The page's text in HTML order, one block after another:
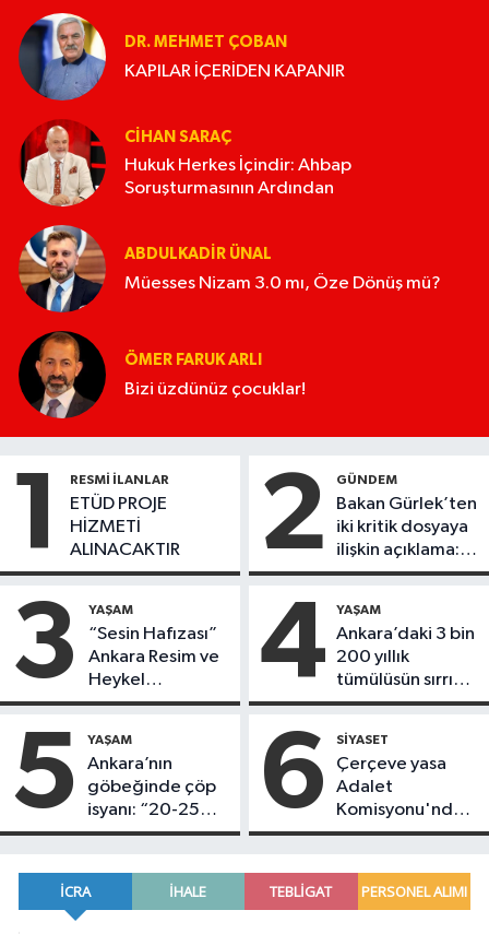
DR. MEHMET ÇOBAN
KAPILAR İÇERİDEN KAPANIR
CIHAN SARAÇ
Hukuk Herkes İçindir: Ahbap
Soruşturmasının Ardından
ABDULKADIR ÜNAL
Müesses Nizam 3.0 mı, Öze Dönüş mü?
ÖMER FARUK ARLI
Bizi üzdünüz çocuklar!
1 RESMI İLANLAR
ETÜD PROJE
HİZMETİ
ALINACAKTIR
2 GÜNDEM
Bakan Gürlek’ten
iki kritik dosyaya
ilişkin açıklama:
Ölümlerin
ortaya çıktı
3 YAŞAM
“Sesin Hafızası”
Ankara Resim ve
Heykel
Müzesi’nde
buluşuyor
4 YAŞAM
Ankara’daki 3 bin
200 yıllık
tümülüsün sırrı
ortaya çıktı!
5 YAŞAM
Ankara’nın
göbeğinde çöp
isyanı: “20-25
gündür gelip
6 SIYASET
Çerçeve yasa
Adalet
Komisyonu'nda
kabul edildi! İşte